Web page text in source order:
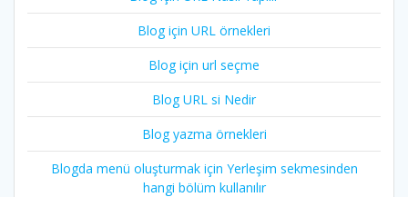
Blog için URL örnekleri
Blog için url seçme
Blog URL si Nedir
Blog yazma örnekleri
Blogda menü oluşturmak için Yerleşim sekmesinden
hangi bölüm kullanılır